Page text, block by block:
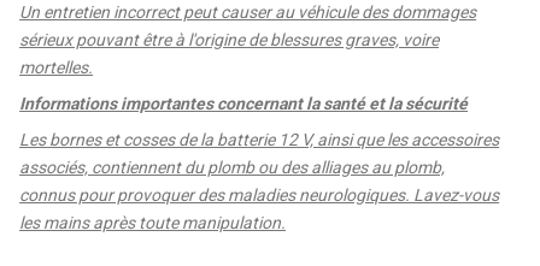
Un entretien incorrect peut causer au véhicule des dommages
sérieux pouvant être à l'origine de blessures graves, voire
mortelles.
Informations importantes concernant la santé et la sécurité
Les bornes et cosses de la batterie 12 V, ainsi que les accessoires
associés, contiennent du plomb ou des alliages au plomb,
connus pour provoquer des maladies neurologiques. Lavez-vous
les mains après toute manipulation.